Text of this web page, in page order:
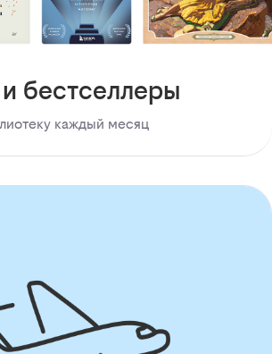
бестселлеры
каждый месяц